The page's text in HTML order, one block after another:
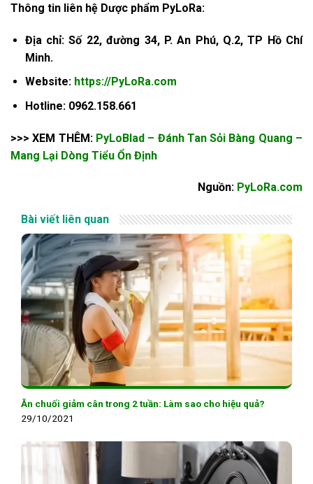
Thông tin liên hệ Dược phẩm PyLoRa:
Địa chỉ: Số 22, đường 34, P. An Phú, Q.2, TP Hồ Chí
Minh.
Website: https://PyLoRa.com
Hotline: 0962.158.661
>>> XEM THÊM: PyLoBlad – Đánh Tan Sỏi Bàng Quang –
Mang Lại Dòng Tiểu Ổn Định
Nguồn: PyLoRa.com
Bài viết liên quan
Ăn chuối giảm cân trong 2 tuần: Làm sao cho hiệu quả?
29/10/2021